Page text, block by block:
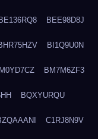
BE136RQ8 BEE98D8J
BI1Q9U0N
BM7M6ZF3
BQXYURQU
C1RJ8N9V